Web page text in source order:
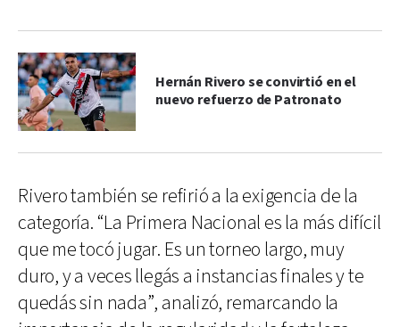
Hernán Rivero se convirtió en el
nuevo refuerzo de Patronato
Rivero también se refirió a la exigencia de la
categoría. “La Primera Nacional es la más difícil
que me tocó jugar. Es un torneo largo, muy
duro, y a veces llegás a instancias finales y te
quedás sin nada”, analizó, remarcando la